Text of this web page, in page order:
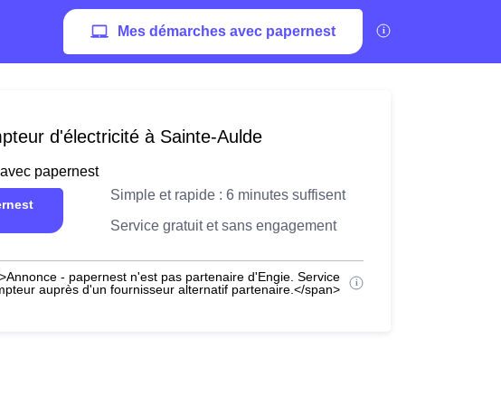
Mes démarches avec papernest
d'électricité à Sainte-Aulde
papernest
Simple et rapide : 6 minutes suffisent
Service gratuit et sans engagement
- papernest n'est pas partenaire d'Engie. Service
auprès d'un fournisseur alternatif partenaire.</span>